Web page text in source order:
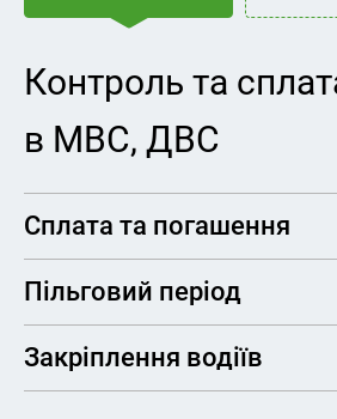
Контроль та
в МВС, ДВС
Сплата та погашення
Пільговий період
Закріплення водіїв